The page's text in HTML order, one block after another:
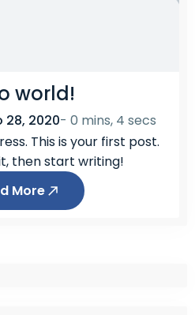
world!
28, 2020- 0 mins, 4 secs
This is your first post.
then start writing!
More